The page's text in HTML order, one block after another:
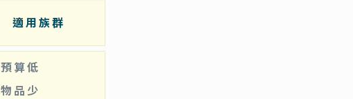
適用族群
預算低
物品少